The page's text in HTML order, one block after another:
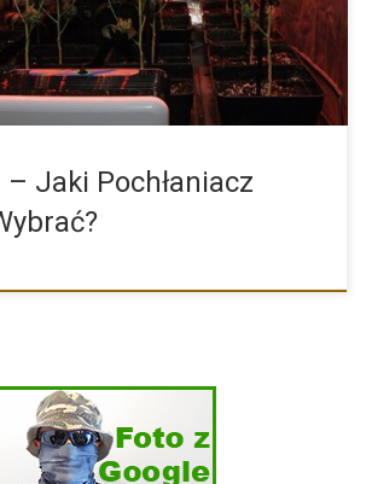
– Jaki Pochłaniacz